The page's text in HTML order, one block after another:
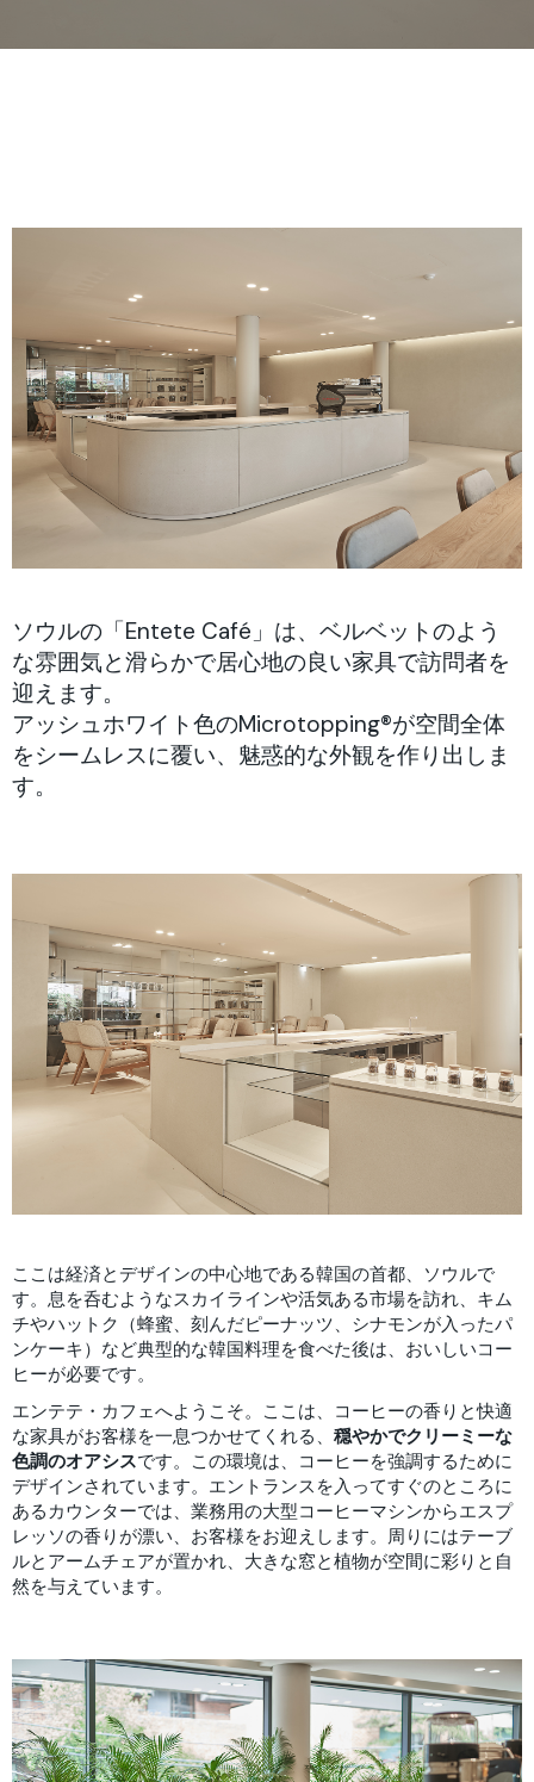
ソウルの「Entete Café」は、ベルベットのよう
な雰囲気と滑らかで居心地の良い家具で訪問者を
迎えます。
アッシュホワイト色のMicrotopping®が空間全体
をシームレスに覆い、魅惑的な外観を作り出しま
す。
ここは経済とデザインの中心地である韓国の首都、ソウルで
す。息を呑むようなスカイラインや活気ある市場を訪れ、キム
チやハットク（蜂蜜、刻んだピーナッツ、シナモンが入ったパ
ンケーキ）など典型的な韓国料理を食べた後は、おいしいコー
ヒーが必要です。
エンテテ・カフェへようこそ。ここは、コーヒーの香りと快適
な家具がお客様を一息つかせてくれる、 穏やかでクリーミーな
色調のオアシスです。この環境は、コーヒーを強調するために
デザインされています。エントランスを入ってすぐのところに
あるカウンターでは、業務用の大型コーヒーマシンからエスプ
レッソの香りが漂い、お客様をお迎えします。周りにはテーブ
ルとアームチェアが置かれ、大きな窓と植物が空間に彩りと自
然を与えています。